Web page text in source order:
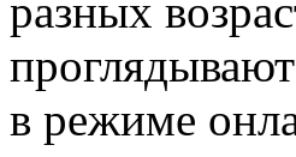
разных
в режиме